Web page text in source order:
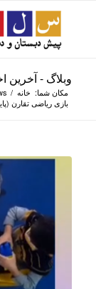
وبلاگ - آخرین
مکان شما: خانه /
بازی ریاضی تقارن